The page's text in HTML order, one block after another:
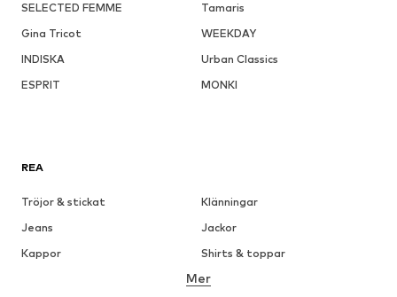
SELECTED FEMME
Tamaris
Gina Tricot
WEEKDAY
INDISKA
Urban Classics
ESPRIT
MONKI
REA
Tröjor & stickat
Klänningar
Jeans
Jackor
Kappor
Shirts & toppar
Underkläder
Mer